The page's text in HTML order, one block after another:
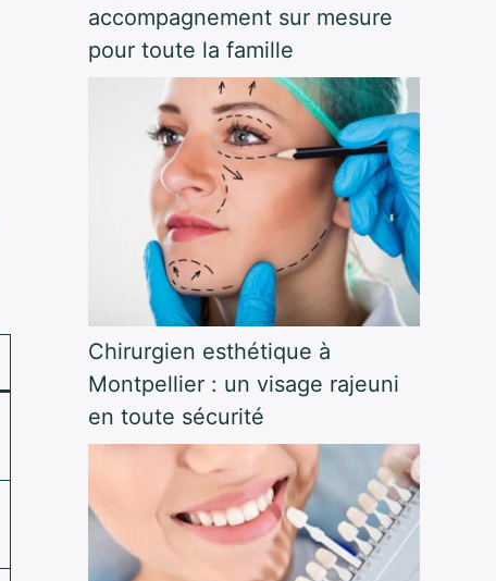
accompagnement sur mesure
pour toute la famille
Chirurgien esthétique à
Montpellier : un visage rajeuni
en toute sécurité